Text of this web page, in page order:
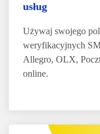
usług
Używaj swojego
weryfikacyjnych
Allegro, OLX,
online.